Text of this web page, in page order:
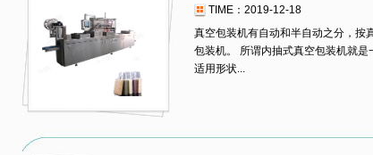
TIME：2019-12-18
真空包装机有自动和半自动之分，按
包装机。 所谓内抽式真空包装机就
适用形状...